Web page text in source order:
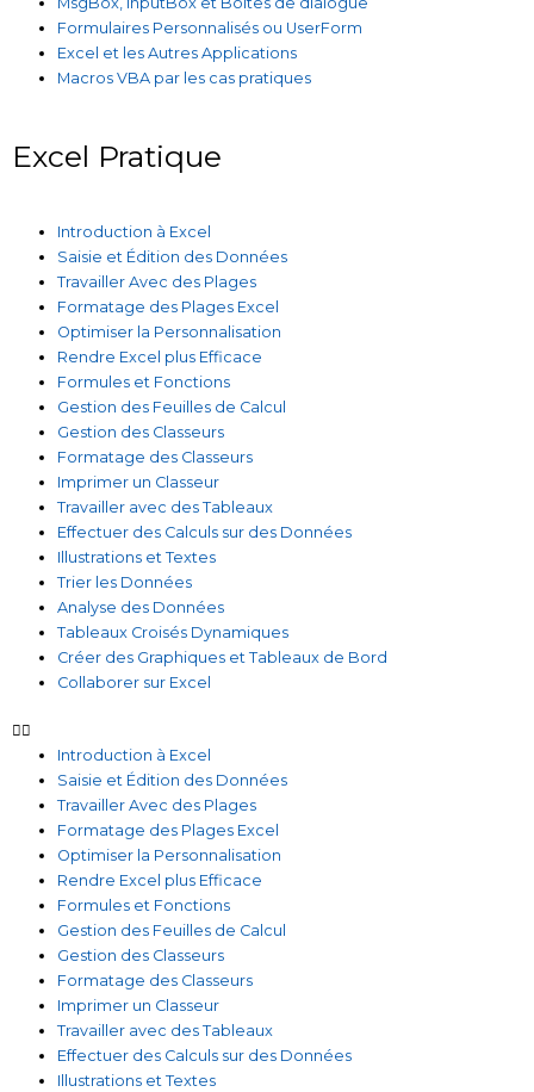
Formulaires Personnalisés ou UserForm
Excel et les Autres Applications
Macros VBA par les cas pratiques
Excel Pratique
Introduction à Excel
Saisie et Édition des Données
Travailler Avec des Plages
Formatage des Plages Excel
Optimiser la Personnalisation
Rendre Excel plus Efficace
Formules et Fonctions
Gestion des Feuilles de Calcul
Gestion des Classeurs
Formatage des Classeurs
Imprimer un Classeur
Travailler avec des Tableaux
Effectuer des Calculs sur des Données
Illustrations et Textes
Trier les Données
Analyse des Données
Tableaux Croisés Dynamiques
Créer des Graphiques et Tableaux de Bord
Collaborer sur Excel
Introduction à Excel
Saisie et Édition des Données
Travailler Avec des Plages
Formatage des Plages Excel
Optimiser la Personnalisation
Rendre Excel plus Efficace
Formules et Fonctions
Gestion des Feuilles de Calcul
Gestion des Classeurs
Formatage des Classeurs
Imprimer un Classeur
Travailler avec des Tableaux
Effectuer des Calculs sur des Données
Illustrations et Textes